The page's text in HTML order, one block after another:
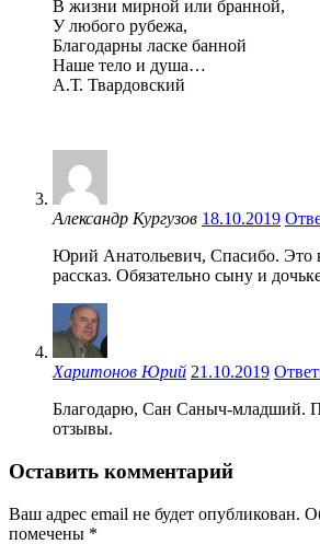
В жизни мирной или бранной,
У любого рубежа,
Благодарны ласке банной
Наше тело и душа…
А.Т. Твардовский
Александр Кургузов 18.10.2019
Юрий Анатольевич, Спасибо. Это
рассказ. Обязательно сыну и
Харитонов Юрий 21.10.2019
Благодарю, Сан Саныч-младший.
отзывы.
Оставить комментарий
Ваш адрес email не будет опубликован.
помечены *